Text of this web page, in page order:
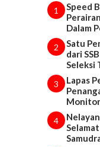
1
Speed
Dalam
2
Satu
dari
Seleksi
3
Lapas
4